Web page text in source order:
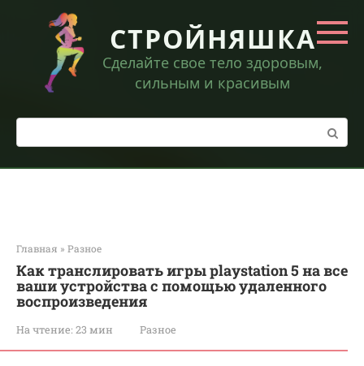
контенту
СТРОЙНЯШКА
Сделайте свое тело здоровым,
сильным и красивым
Поиск:
Главная » Разное
Как транслировать игры playstation 5 на все
ваши устройства с помощью удаленного
воспроизведения
На чтение: 23 мин Разное